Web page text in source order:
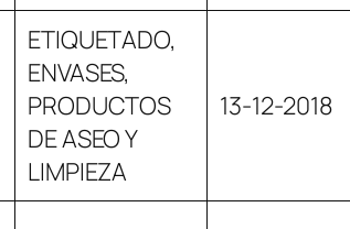
ETIQUETADO,
ENVASES,
PRODUCTOS
DE ASEO Y
LIMPIEZA
13-12-2018